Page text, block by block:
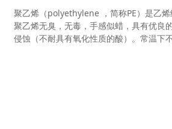
聚乙烯（polyethylene ，简称PE）是乙
聚乙烯无臭，无毒，手感似蜡，具有优良
侵蚀（不耐具有氧化性质的酸）。常温下